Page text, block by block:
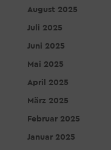
August 2025
Juli 2025
Juni 2025
Mai 2025
April 2025
März 2025
Februar 2025
Januar 2025